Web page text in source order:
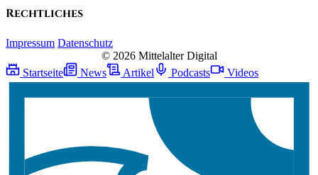
Rechtliches
Impressum Datenschutz
© 2026 Mittelalter Digital
Startseite
News Artikel Podcasts Videos